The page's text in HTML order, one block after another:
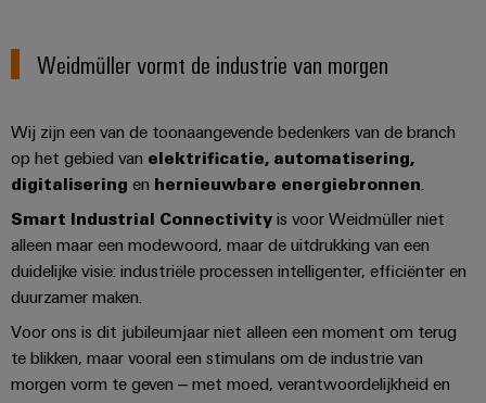
Weidmüller vormt de industrie van morgen
Wij zijn een van de toonaangevende bedenkers van de branch
op het gebied van elektrificatie, automatisering,
digitalisering en hernieuwbare energiebronnen
Smart Industrial Connectivity is voor Weidmüller niet
alleen maar een modewoord, maar de uitdrukking van een
duidelijke visie: industriële processen intelligenter, efficiënter en
duurzamer maken.
Voor ons is dit jubileumjaar niet alleen een moment om terug
te blikken, maar vooral een stimulans om de industrie van
morgen vorm te geven – met moed, verantwoordelijkheid en